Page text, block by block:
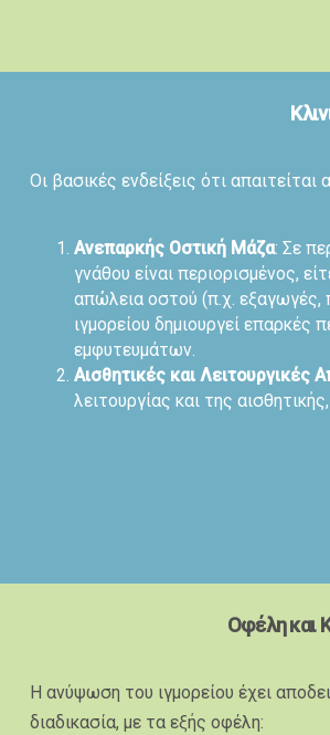
Οι βασικές ενδείξεις ότι
Ανεπαρκής Οστική Μάζα: Σε
γνάθου είναι περιορισμένος,
απώλεια οστού (π.χ. εξαγωγές,
ιγμορείου δημιουργεί
εμφυτευμάτων.
Αισθητικές και Λειτουργικές
λειτουργίας και της
Οφέλη και
Η ανύψωση του ιγμορείου έχει
διαδικασία, με τα εξής οφέλη: